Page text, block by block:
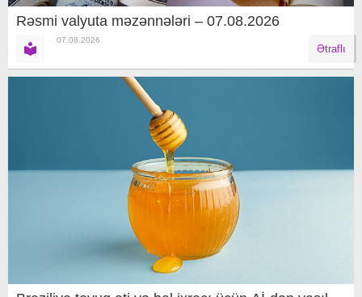
Rəsmi valyuta məzənnələri – 07.08.2026
07.08.2026
Ətraflı